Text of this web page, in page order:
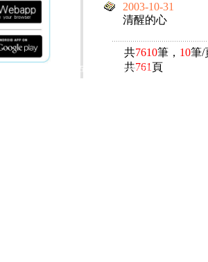
2003-10-31
清醒的心
共7610筆， 10筆/
共761 頁
電話：(02)2369-9050
佳音電台地址：